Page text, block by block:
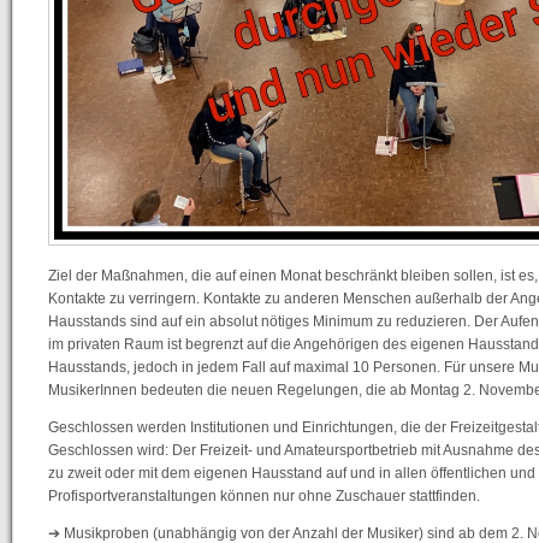
Ziel der Maßnahmen, die auf einen Monat beschränkt bleiben sollen, ist
Kontakte zu verringern. Kontakte zu anderen Menschen außerhalb der
Hausstands sind auf ein absolut nötiges Minimum zu reduzieren. Der
im privaten Raum ist begrenzt auf die Angehörigen des eigenen
Hausstands, jedoch in jedem Fall auf maximal 10 Personen. Für unsere
MusikerInnen bedeuten die neuen Regelungen, die ab Montag 2.
Geschlossen werden Institutionen und Einrichtungen, die der
Geschlossen wird: Der Freizeit- und Amateursportbetrieb mit Ausnahme
zu zweit oder mit dem eigenen Hausstand auf und in allen öffentlichen
Profisportveranstaltungen können nur ohne Zuschauer stattfinden.
➔ Musikproben (unabhängig von der Anzahl der Musiker) sind ab dem 2.